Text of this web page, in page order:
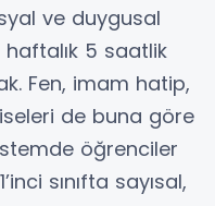
ve duygusal
5 saatlik
Fen, imam hatip,
de buna göre
öğrenciler
sınıfta sayısal,